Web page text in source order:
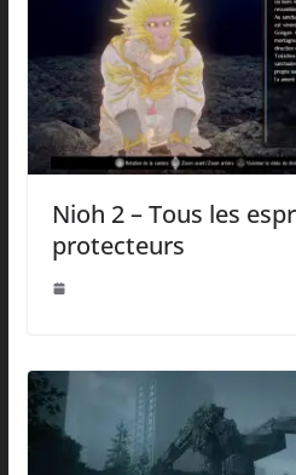
Nioh 2 – Tous les
protecteurs